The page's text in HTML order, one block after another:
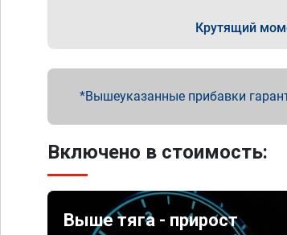
Крутящий
Вышеуказанные прибавки
Включено в стоимость:
Выше тяга - прирост